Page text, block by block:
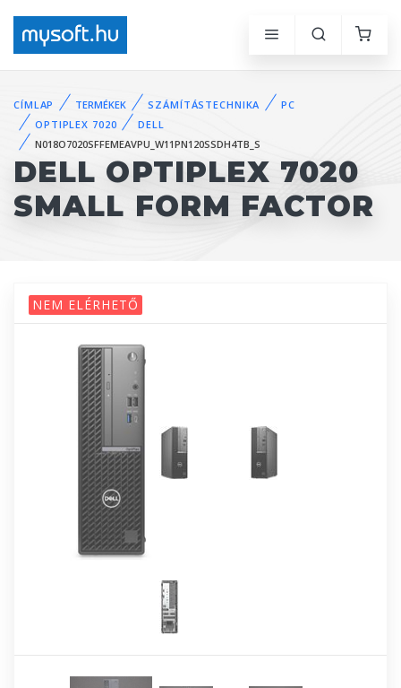
CÍMLAP TERMÉKEK SZÁMÍTÁSTECHNIKA
PC
OPTIPLEX 7020
DELL
N018O7020SFFEMEAVPU_W11PN120SSDH4TB_S
DELL OPTIPLEX 7020
SMALL FORM FACTOR
NEM ELÉRHETŐ